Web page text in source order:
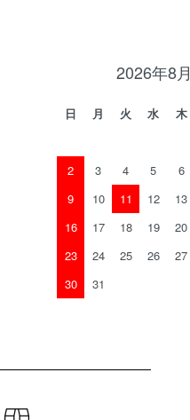
2026年8月
日 月 火 水 木
2
3 4 5 6
9
10 11 12 13
16
17 18 19 20
23
24 25 26 27
30
31